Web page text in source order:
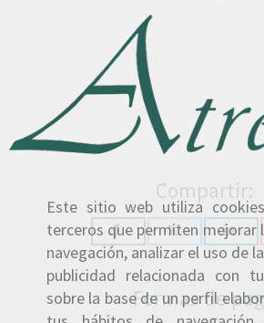
Este sitio web utiliza
terceros que permiten mejorar
navegación, analizar el uso de
publicidad relacionada con
sobre la base de un perfil
Compartir:
Formas de